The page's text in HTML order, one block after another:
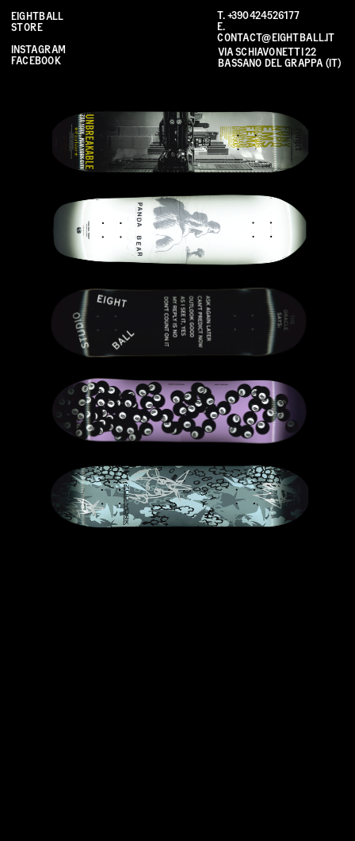
EIGHTBALL
STORE
INSTAGRAM
FACEBOOK
VIA SCHIAVONETTI 22
BASSANO DEL GRAPPA (IT)
T. +390424526177
CONTACT@EIGHTBALL.IT